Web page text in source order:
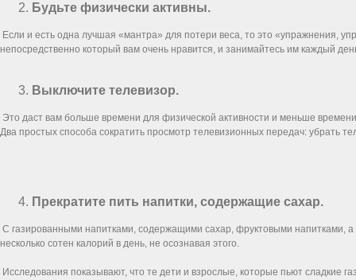
Будьте физически активны.
Если и есть одна лучшая «мантра» для потери веса, то это «упражнения,
непосредственно который вам очень нравится, и занимайтесь им каждый
Выключите телевизор.
Это даст вам больше времени для физической активности и меньше
Два простых способа сократить просмотр телевизионных передач: убрать
Прекратите пить напитки, содержащие сахар.
С газированными напитками, содержащими сахар, фруктовыми напитками, а
несколько сотен калорий в день, не осознавая этого.
Исследования показывают, что те дети и взрослые, которые пьют сладкие